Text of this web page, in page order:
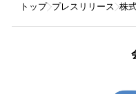
トップ プレスリリース 株